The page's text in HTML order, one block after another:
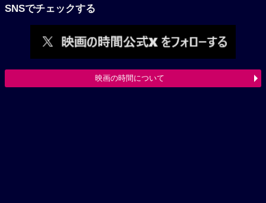
SNSでチェックする
映画の時間について